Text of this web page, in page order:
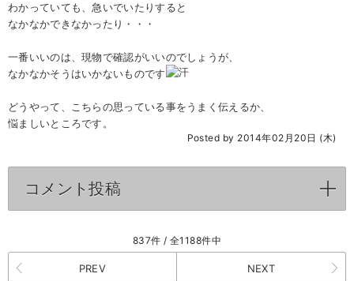
わかっていても、急いでいたりすると
なかなかできなかったり・・・
一番いいのは、現物で確認がいいのでしょうが、
なかなかそうはいかないものです
どうやって、こちらの思っている事をうまく伝えるか、
悩ましいところです。
Posted by 2014年02月20日 (木)
コメント投稿
837件 / 全1188件中
PREV NEXT